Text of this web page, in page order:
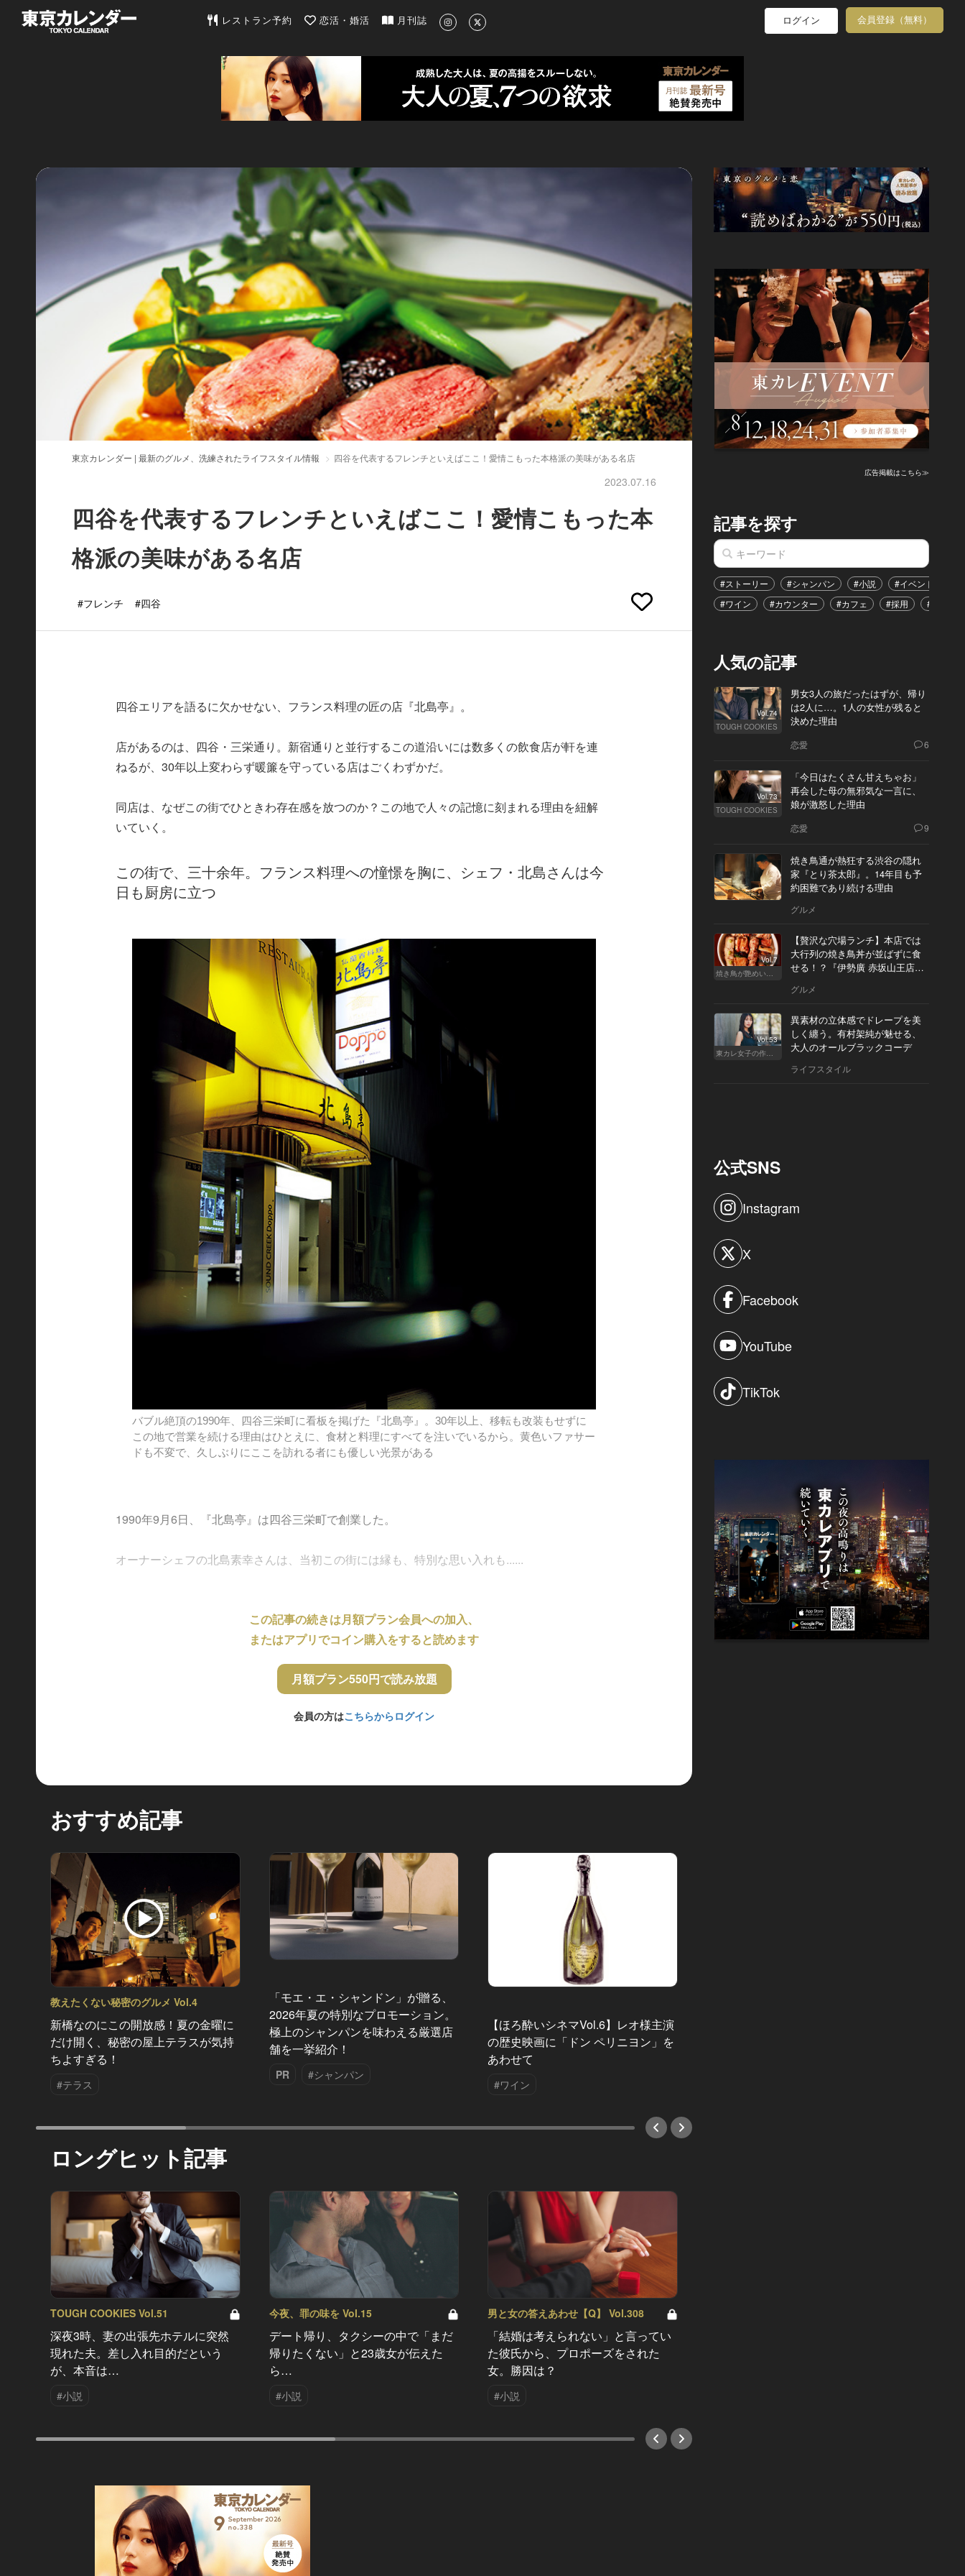
東京カレンダー | 最新のグルメ、洗練されたライフスタイル情報
レストラン予約 恋活・婚活 月刊誌 ログイン 会員登録（無料）
東京カレンダー | 最新のグルメ、洗練されたライフスタイル情報 四谷を代表するフレンチといえばここ！愛情こもった本格派の美味がある名店
2023.07.16
四谷を代表するフレンチといえばここ！愛情こもった本
格派の美味がある名店
#フレンチ #四谷
四谷エリアを語るに欠かせない、フランス料理の匠の店『北島亭』。
店があるのは、四谷・三栄通り。新宿通りと並行するこの道沿いには数多くの飲食店が軒を連
ねるが、30年以上変わらず暖簾を守っている店はごくわずかだ。
同店は、なぜこの街でひときわ存在感を放つのか？この地で人々の記憶に刻まれる理由を紐解
いていく。
この街で、三十余年。フランス料理への憧憬を胸に、シェフ・北島さんは今
日も厨房に立つ
バブル絶頂の1990年、四谷三栄町に看板を掲げた『北島亭』。30年以上、移転も改装もせずに
この地で営業を続ける理由はひとえに、食材と料理にすべてを注いでいるから。黄色いファサー
ドも不変で、久しぶりにここを訪れる者にも優しい光景がある
1990年9月6日、『北島亭』は四谷三栄町で創業した。
オーナーシェフの北島素幸さんは、当初この街には縁も、特別な思い入れも......
この記事の続きは月額プラン会員への加入、
またはアプリでコイン購入をすると読めます
月額プラン550円で読み放題
会員の方はこちらからログイン
おすすめ記事
教えたくない秘密のグルメ Vol.4
新橋なのにこの開放感！夏の金曜に
だけ開く、秘密の屋上テラスが気持
ちよすぎる！
#テラス
「モエ・エ・シャンドン」が贈る、
2026年夏の特別なプロモーション。
極上のシャンパンを味わえる厳選店
舗を一挙紹介！
PR #シャンパン
【ほろ酔いシネマVol.6】レオ様主演
の歴史映画に「ドン ペリニヨン」を
あわせて
#ワイン
ロングヒット記事
TOUGH COOKIES Vol.51
深夜3時、妻の出張先ホテルに突然
現れた夫。差し入れ目的だという
が、本音は…
#小説
今夜、罪の味を Vol.15
デート帰り、タクシーの中で「まだ
帰りたくない」と23歳女が伝えた
ら…
#小説
男と女の答えあわせ【Q】 Vol.308
「結婚は考えられない」と言ってい
た彼氏から、プロポーズをされた
女。勝因は？
#小説
広告掲載はこちら≫
記事を探す
#ストーリー #シャンパン #小説 #イベント
#ワイン
#カウンター #カフェ #採用 #恋愛
人気の記事
Vol.74
TOUGH COOKIES
男女3人の旅だったはずが、帰り
は2人に…。1人の女性が残ると
決めた理由
恋愛 6
Vol.73
TOUGH COOKIES
「今日はたくさん甘えちゃお」
再会した母の無邪気な一言に、
娘が激怒した理由
恋愛 9
焼き鳥通が熱狂する渋谷の隠れ
家『とり茶太郎』。14年目も予
約困難であり続ける理由
グルメ
Vol.7
焼き鳥が艶めいてきた
【贅沢な穴場ランチ】本店では
大行列の焼き鳥丼が並ばずに食
せる！？『伊勢廣 赤坂山王店』
グルメ
Vol.53
東カレ女子の作り方
異素材の立体感でドレープを美
しく纏う。有村架純が魅せる、
大人のオールブラックコーデ
ライフスタイル
公式SNS
Instagram
X
Facebook
YouTube
TikTok